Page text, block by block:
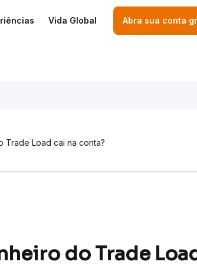
Vida Global Abra sua conta
Trade Load cai na conta?
do Trade